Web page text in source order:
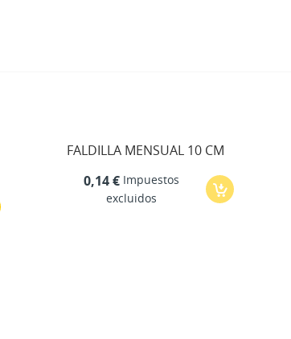
FALDILLA MENSUAL 10 CM
0,14 €Impuestos
excluidos